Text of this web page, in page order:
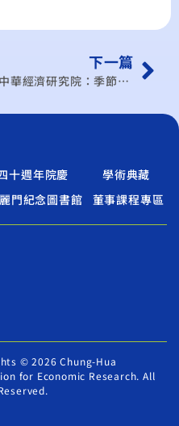
下一篇
中華經濟研究院：季節性因素 2月PMI升、NMI降
十週年院慶
學術典藏
門紀念圖書館
董事課程專區
© 2026 Chung-Hua
for Economic Research. All